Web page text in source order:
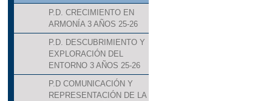
P.D. CRECIMIENTO EN
ARMONÍA 3 AÑOS 25-26
P.D. DESCUBRIMIENTO Y
EXPLORACIÓN DEL
ENTORNO 3 AÑOS 25-26
P.D COMUNICACIÓN Y
REPRESENTACIÓN DE LA